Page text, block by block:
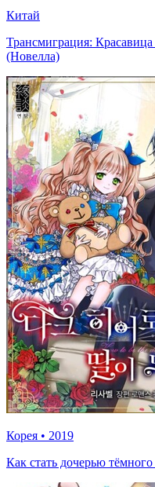
Китай
Трансмиграция:
(Новелла)
Корея • 2019
Как стать дочерью тёмного